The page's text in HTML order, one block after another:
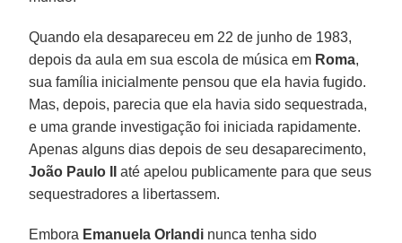
Quando ela desapareceu em 22 de junho de 1983,
depois da aula em sua escola de música em Roma,
sua família inicialmente pensou que ela havia fugido.
Mas, depois, parecia que ela havia sido sequestrada,
e uma grande investigação foi iniciada rapidamente.
Apenas alguns dias depois de seu desaparecimento,
João Paulo II
até apelou publicamente para que seus
sequestradores a libertassem.
Embora Emanuela Orlandi nunca tenha sido